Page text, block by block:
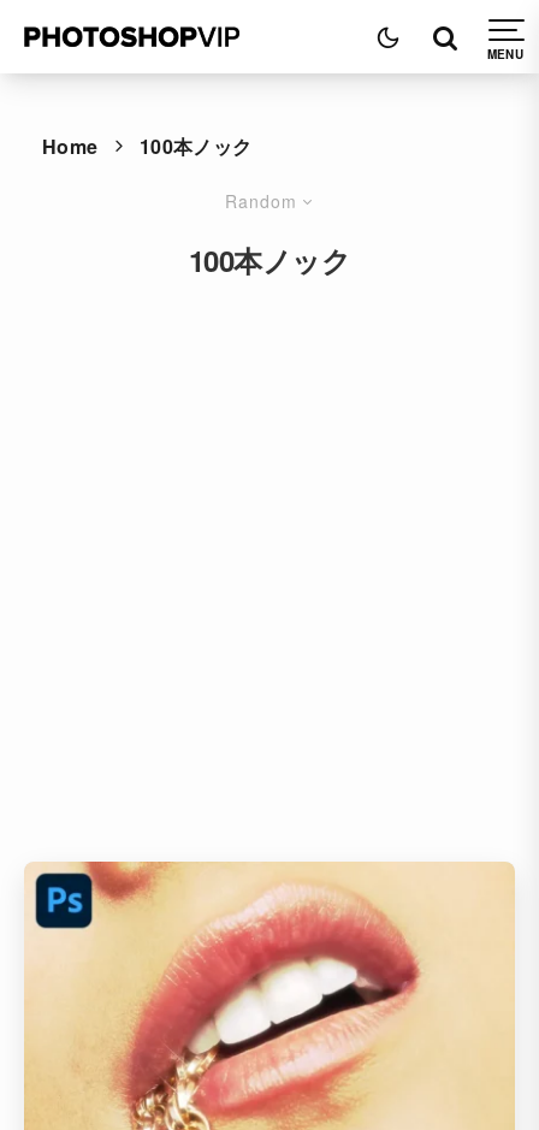
Home 100本ノック
Random
100本ノック